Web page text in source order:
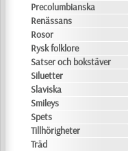
Precolumbianska
Renässans
Rosor
Rysk folklore
Satser och bokstäver
Siluetter
Slaviska
Smileys
Spets
Tillhörigheter
Träd